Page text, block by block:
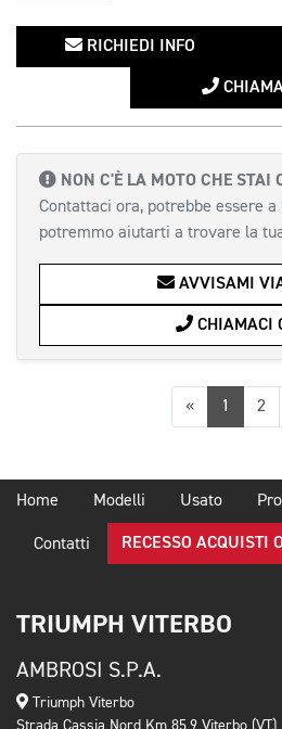
RICHIEDI INFO
NON C'È LA MOTO CHE STAI
Contattaci ora, potrebbe essere
potremmo aiutarti a trovare la
AVVISAMI
CHIAMACI
«Precedente
1 2
Home Modelli Usato
Contatti RECESSO ACQUISTI
TRIUMPH VITERBO
AMBROSI S.P.A.
Triumph Viterbo
Strada Cassia Nord Km 85.9 Viterbo (VT)